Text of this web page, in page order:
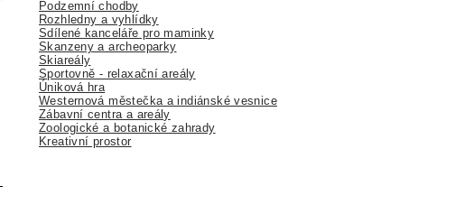
Podzemní chodby
Rozhledny a vyhlídky
Sdílené kanceláře pro maminky
Skanzeny a archeoparky
Skiareály
Sportovně - relaxační areály
Úniková hra
Westernová městečka a indiánské vesnice
Zábavní centra a areály
Zoologické a botanické zahrady
Kreativní prostor